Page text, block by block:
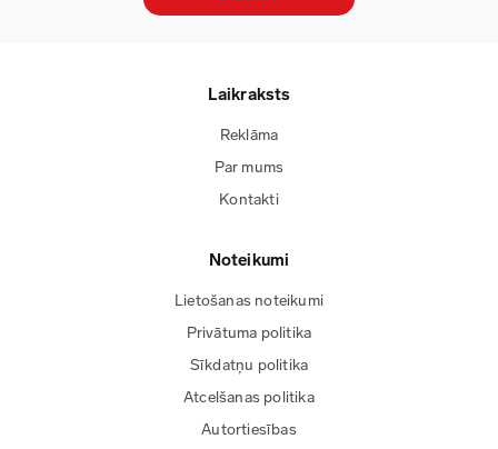
Laikraksts
Reklāma
Par mums
Kontakti
Noteikumi
Lietošanas noteikumi
Privātuma politika
Sīkdatņu politika
Atcelšanas politika
Autortiesības